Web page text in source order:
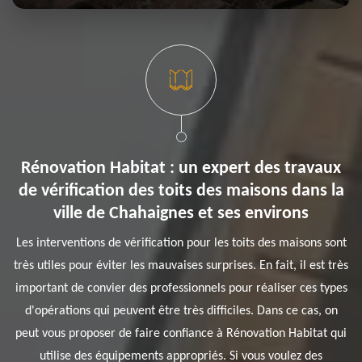
Rénovation Habitat : un expert des travaux
de vérification des toits des maisons dans la
ville de Chahaignes et ses environs
Les interventions de vérification pour les toits des maisons sont
très utiles pour éviter les mauvaises surprises. En fait, il est très
important de convier des professionnels pour réaliser ces types
d'opérations qui peuvent être très difficiles. Dans ce cas, on
peut vous proposer de faire confiance à Rénovation Habitat qui
utilise des équipements appropriés. Si vous voulez des